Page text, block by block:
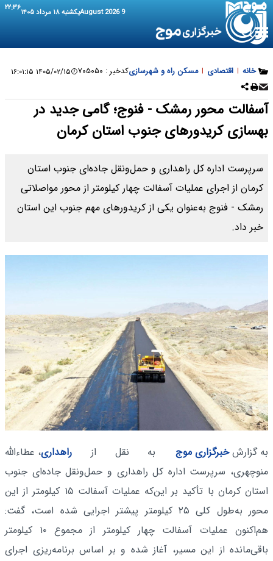
9 August 2026 یکشنبه ۱۸ مرداد ۱۴۰۵ ۲۲:۳۶
خانه | اقتصادی | مسکن راه و شهرسازیکدخبر : ۷۰۵۰۵۰ ۱۴۰۵/۰۲/۱۵ ۱۶:۰۱:۱۵
آسفالت محور رمشک - فنوج؛ گامی جدید در
بهسازی کریدورهای جنوب استان کرمان
سرپرست اداره ‌کل راهداری و حمل‌ونقل جاده‌ای جنوب استان
کرمان از اجرای عملیات آسفالت چهار کیلومتر از محور مواصلاتی
رمشک - فنوج به‌عنوان یکی از کریدورهای مهم جنوب این استان
خبر داد.
به گزارشخبرگزاری موج به نقل از راهداری، عطاءالله
منوچهری، سرپرست اداره ‌کل راهداری و حمل‌ونقل جاده‌ای جنوب
استان کرمان با تأکید بر این‌که عملیات آسفالت ۱۵ کیلومتر از این
محور به‌طول کلی ۲۵ کیلومتر پیشتر اجرایی شده است، گفت:
هم‌اکنون عملیات آسفالت چهار کیلومتر از مجموع ۱۰ کیلومتر
باقی‌مانده از این مسیر، آغاز شده و بر اساس برنامه‌ریزی اجرای